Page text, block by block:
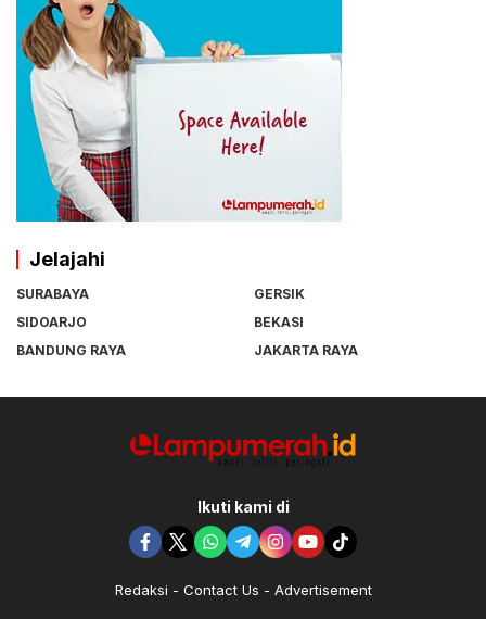
Jelajahi
SURABAYA
GERSIK
SIDOARJO
BEKASI
BANDUNG RAYA
JAKARTA RAYA
Ikuti kami di
Redaksi Contact Us Advertisement